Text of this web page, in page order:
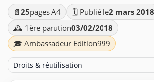
📄 25pages A4 🗓️ Publié le2 mars 2018
🕰️ 1ère parution03/02/2018
🎓 Ambassadeur Edition999
Droits & réutilisation